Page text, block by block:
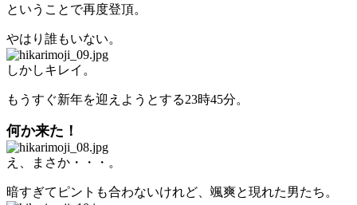
ということで再度登頂。
やはり誰もいない。
しかしキレイ。
もうすぐ新年を迎えようとする23時45分。
何か来た！
え、まさか・・・。
暗すぎてピントも合わないけれど、颯爽と現れた男たち。